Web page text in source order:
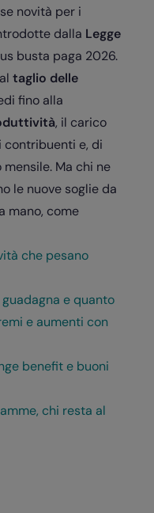
novità per i
dalla Legge
busta paga 2026.
taglio delle
fino alla
, il carico
contribuenti e, di
Ma chi ne
le nuove soglie da
mano, come
che pesano
e quanto
e aumenti con
benefit e buoni
chi resta al